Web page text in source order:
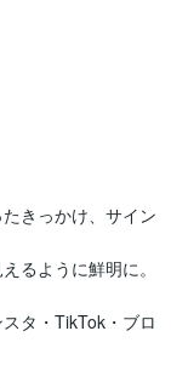
きっかけ、サイン
るように鮮明に。
タ・TikTok・ブロ